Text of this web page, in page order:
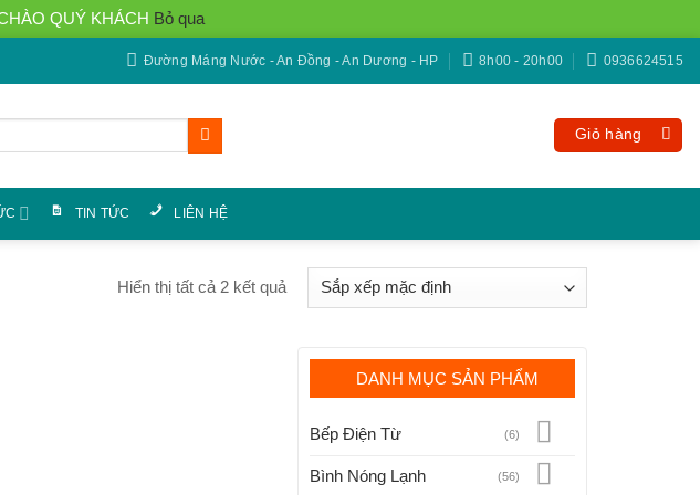
QUÝ KHÁCH Bỏ qua
Đường Máng Nước - An Đồng - An Dương - HP 8h00 - 20h00 0936624515
Giỏ hàng
TIN TỨC LIÊN HỆ
Hiển thị tất cả 2 kết quả
DANH MỤC SẢN PHẨM
Bếp Điện Từ (6)
Bình Nóng Lạnh (56)